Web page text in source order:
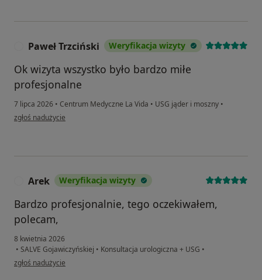
Paweł Trzciński Weryfikacja wizyty
Ok wizyta wszystko było bardzo miłe
profesjonalne
7 lipca 2026 • Centrum Medyczne La Vida • USG jąder i moszny •
w opinii użytkownika Paweł Trzciński
zgłoś nadużycie
Arek Weryfikacja wizyty
Bardzo profesjonalnie, tego oczekiwałem,
polecam,
8 kwietnia 2026
• SALVE Gojawiczyńskiej • Konsultacja urologiczna + USG •
w opinii użytkownika Arek
zgłoś nadużycie